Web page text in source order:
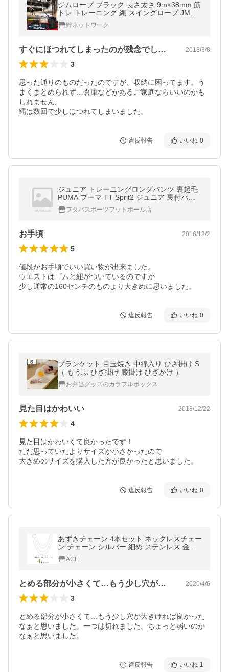
ジムロープ ブラック 長さ太さ 9m×38mm 筋
トレ トレーニング 縄 スイングロープ JMR-9
38絆ネットワーク
すぐにほつれてしまったのが残念でした。 2018/3/8
3
思った通りのものだったのですが、収納に困ってます。う
まくまとめられず…倉庫などがあるご家庭ならいいのかも
しれません。
縄は数回で少しほつれてしまいました。
違反報告 いいね 0
ジュニア トレーニングロングパンツ 裏起毛
PUMA プーマ TT Sprit2 ジュニア 裏付パン
ツ 654990
フタバスポーツフットボール店
お手頃 2016/12/2
5
値段がお手頃でいい買い物が出来ました。
ウエストはゴムと紐がついているのですが
少し通常の160センチのものより大きめに思いました。
違反報告 いいね 0
ブランケット 目玉焼き 中綿入り ひざ掛け S
（ もうふ ひざ掛け 膝掛け ひざかけ ）
お弁当グッズのカラフルボックス
見た目はかわいい 2018/12/22
4
見た目はかわいくて良かったです！
ただ思っていたよりサイズが小さかったので
大きめのサイズを購入した方が良かったと思いました。
違反報告 いいね 0
あずきチェーン 4本セット ネックレスチェー
ン チェーン シルバー 細め ステンレス 金属
アレルギー 40cm 45cm 50cm 60 幅 0.9mm
ACE
とめる部分が小さくて…もう少し穴が大き… 2020/4/6
3
とめる部分が小さくて…もう少し穴が大きければ良かった
なぁと思いました。一つは切れました。ちょっと弱いのか
なぁと思いました。
違反報告 いいね 1